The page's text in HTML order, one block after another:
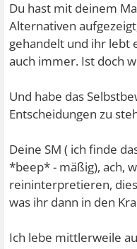
Du hast mit deinem
Alternativen
gehandelt und ihr lebt
auch immer. Ist doch
Und habe das
Entscheidungen zu
Deine SM ( ich finde
*beep* - mäßig), ach,
reininterpretieren,
was ihr dann in den
Ich lebe mittlerweile